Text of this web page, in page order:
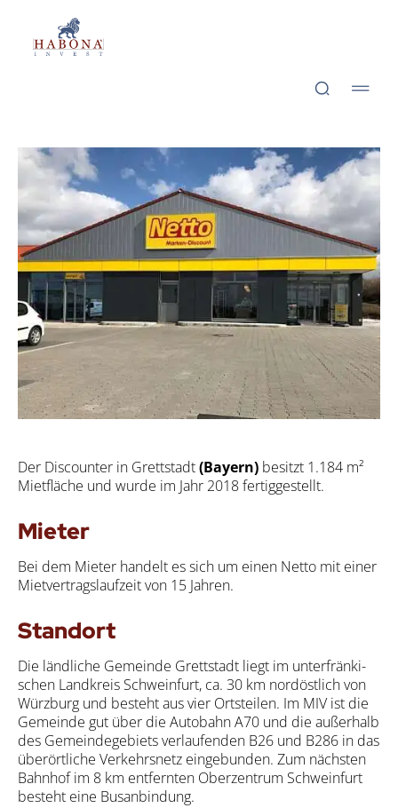
Der Dis­coun­ter in Grett­stadt(Bay­ern) besitzt 1.184 m²
Miet­flä­che und wur­de im Jahr 2018 fer­tig­ge­stellt.
Mie­ter
Bei dem Mie­ter han­delt es sich um einen Net­to mit einer
Miet­ver­trags­lauf­zeit von 15 Jah­ren.
Stand­ort
Die länd­li­che Gemein­de Grett­stadt liegt im unter­frän­ki­
schen Land­kreis Schwein­furt, ca. 30 km nord­öst­lich von
Würz­burg und besteht aus vier Orts­tei­len. Im MIV ist die
Gemein­de gut über die Auto­bahn A70 und die außer­halb
des Gemein­de­ge­biets ver­lau­fen­den B26 und B286 in das
über­ört­li­che Ver­kehrs­netz ein­ge­bun­den. Zum nächs­ten
Bahn­hof im 8 km ent­fern­ten Ober­zen­trum Schwein­furt
besteht eine Bus­an­bin­dung.